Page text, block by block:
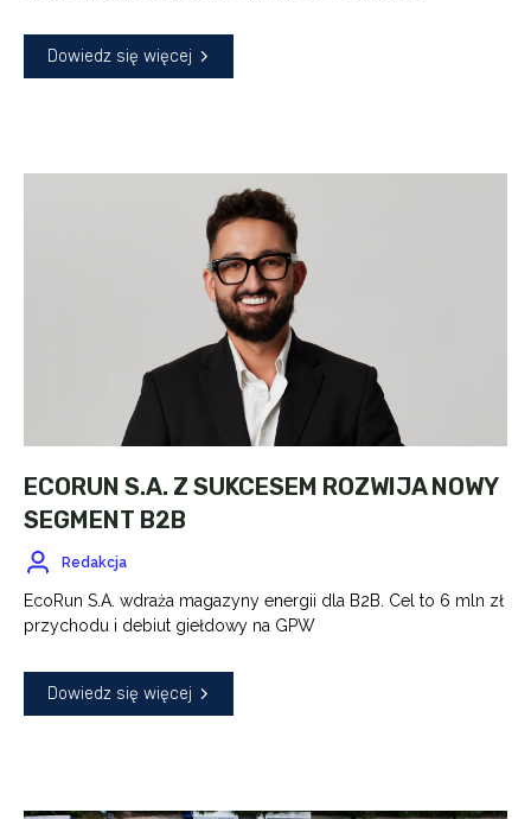
Dowiedz się więcej
ECORUN S.A. Z SUKCESEM ROZWIJA NOWY
SEGMENT B2B
Redakcja
EcoRun S.A. wdraża magazyny energii dla B2B. Cel to 6 mln zł
przychodu i debiut giełdowy na GPW
Dowiedz się więcej